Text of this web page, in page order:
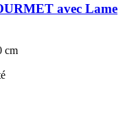
avec Lame
cm